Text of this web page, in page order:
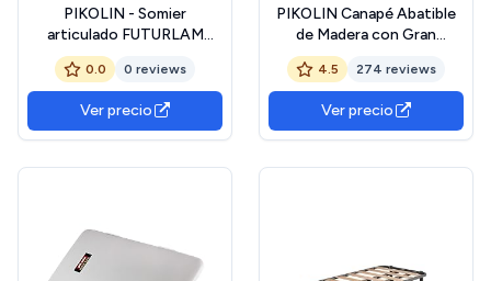
PIKOLIN - Somier
articulado FUTURLAM
Madera inalámbrico 90x200
cm
0.0 0 reviews
Ver precio
PIKOLIN Canapé Abatible
de Madera con Gran
Capacidad | Montaje y
Retirada Usado Incluido |
Esquinas Delanteras
Redondeadas | 105x190 |
Color Blanco | 32 cm Altura
4.5 274 reviews
Ver precio